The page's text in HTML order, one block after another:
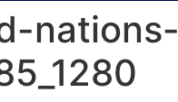
nations-